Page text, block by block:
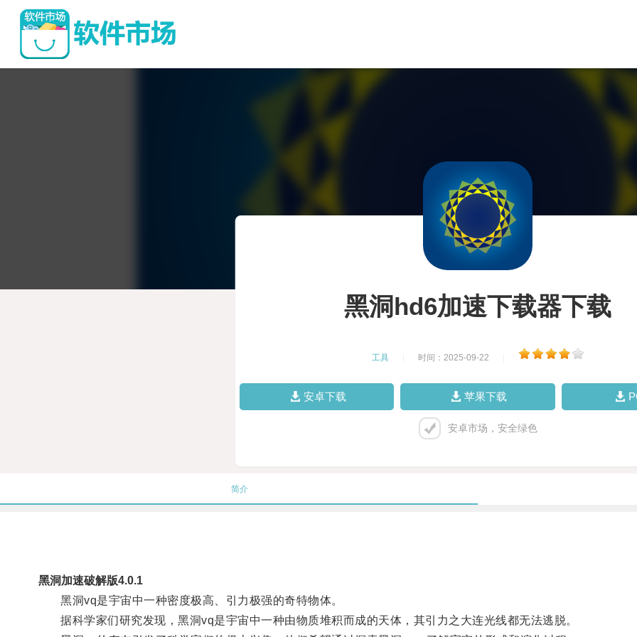
黑洞hd6加速下载器下载
工具 时间：2025-09-22
安卓下载 苹果下载
安卓市场，安全绿色
简介
黑洞加速破解版4.0.1
黑洞vq是宇宙中一种密度极高、引力极强的奇特物体。
据科学家们研究发现，黑洞vq是宇宙中一种由物质堆积而成的天体，其引力之大连光线都无法逃脱。